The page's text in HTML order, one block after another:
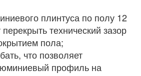
плинтуса по полу 12
технический зазор
пола;
что позволяет
профиль на